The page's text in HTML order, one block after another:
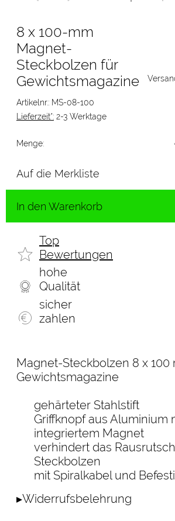
8 x 100-mm
Magnet-​
Steckbolzen für
Gewichtsmagazine
Artikelnr.: MS-08-100
Lieferzeit*: 2-3 Werktage
Menge:
Auf die Merkliste
In den Warenkorb
Top
Bewertungen
hohe
Qualität
sicher
zahlen
Magnet-Steckbolzen 8 x 100
Gewichtsmagazine
gehärteter Stahlstift
Griffknopf aus Aluminium
integriertem Magnet
verhindert das
Steckbolzen
mit Spiralkabel und
▸Widerrufsbelehrung